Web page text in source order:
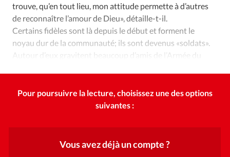
trouve, qu’en tout lieu, mon attitude permette à d’autres
de reconnaître l’amour de Dieu», détaille-t-il.
Certains fidèles sont là depuis le début et forment le
noyau dur de la communauté; ils sont devenus «soldats».
Autour d’eux gravitent beaucoup d’amis de l’Armée du
Pour poursuivre la lecture, choisissez une des options
suivantes :
Vous avez déjà un compte ?